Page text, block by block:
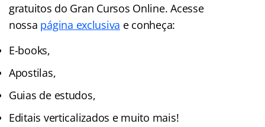
gratuitos do Gran Cursos Online. Acesse
nossa página exclusiva e conheça:
E-books,
Apostilas,
Guias de estudos,
Editais verticalizados e muito mais!